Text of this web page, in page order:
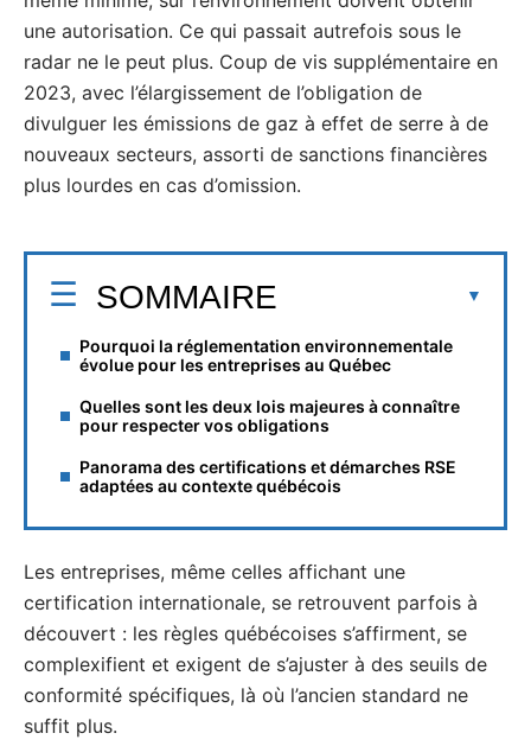
une autorisation. Ce qui passait autrefois sous le
radar ne le peut plus. Coup de vis supplémentaire en
2023, avec l’élargissement de l’obligation de
divulguer les émissions de gaz à effet de serre à de
nouveaux secteurs, assorti de sanctions financières
plus lourdes en cas d’omission.
SOMMAIRE
Pourquoi la réglementation environnementale
évolue pour les entreprises au Québec
Quelles sont les deux lois majeures à connaître
pour respecter vos obligations
Panorama des certifications et démarches RSE
adaptées au contexte québécois
Les entreprises, même celles affichant une
certification internationale, se retrouvent parfois à
découvert : les règles québécoises s’affirment, se
complexifient et exigent de s’ajuster à des seuils de
conformité spécifiques, là où l’ancien standard ne
suffit plus.